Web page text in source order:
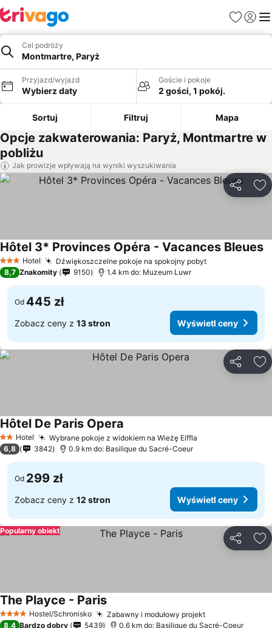
Ulubione
Cel podróży
Montmartre, Paryż
Przyjazd/wyjazd
Wybierz daty
Goście i pokoje
2 gości, 1 pokój.
Sortuj Filtruj Mapa
Opcje zakwaterowania: Paryż, Montmartre w
pobliżu
Jak prowizje wpływają na wyniki wyszukiwania
3 Kategoria
Hotel Dźwiękoszczelne pokoje na spokojny pobyt
Hôtel 3* Provinces Opéra - Vacances Bleues
8,7 Znakomity 9150 1.4 km do: Muzeum Luwr
Od 445 zł
Zobacz ceny z 13 stron Wyświetl ceny
2 Kategoria
Hotel Wybrane pokoje z widokiem na Wieżę Eiffla
Hôtel De Paris Opera
6,8 3842 0.9 km do: Basilique du Sacré-Coeur
Od 299 zł
Zobacz ceny z 12 stron Wyświetl ceny
Popularny obiekt
4 KategoriaHostel/Schronisko Zabawny i modułowy projekt
The Playce - Paris
8,4 Bardzo dobry 5439 0.6 km do: Basilique du Sacré-Coeur